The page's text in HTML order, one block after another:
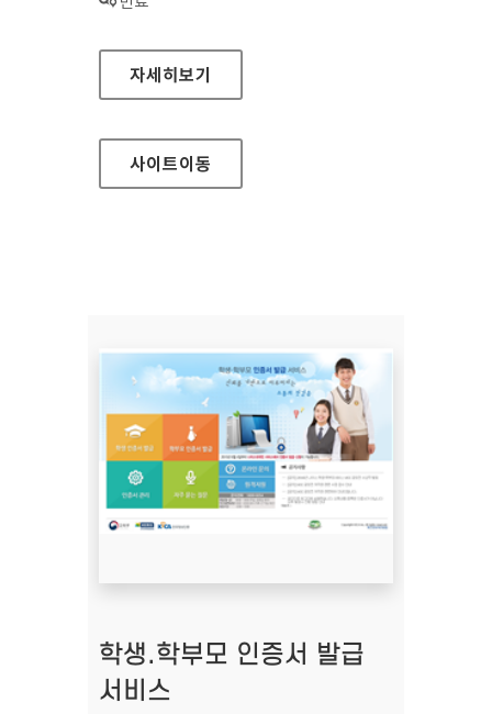
분당구청 대표 홈페이지
자세히보기
사이트이동
학생.학부모 인증서 발급
서비스